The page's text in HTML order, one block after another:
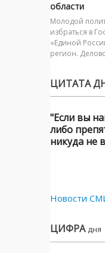
области
Молодой
избраться в
«Единой
регион.
ЦИТАТА
"Если вы
либо
никуда не
Новости
ЦИФРА дня